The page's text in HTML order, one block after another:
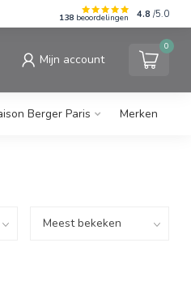
138 beoordelingen 4.8 /5.0
Mijn account
0
Berger Paris Merken